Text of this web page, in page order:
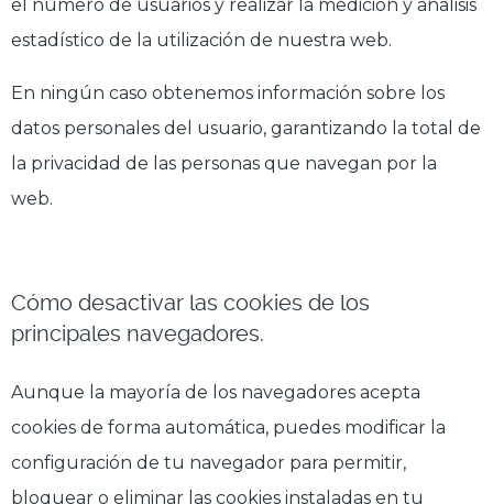
el número de usuarios y realizar la medición y análisis
estadístico de la utilización de nuestra web.
En ningún caso obtenemos información sobre los
datos personales del usuario, garantizando la total de
la privacidad de las personas que navegan por la
web.
Cómo desactivar las cookies de los
principales navegadores.
Aunque la mayoría de los navegadores acepta
cookies de forma automática, puedes modificar la
configuración de tu navegador para permitir,
bloquear o eliminar las cookies instaladas en tu